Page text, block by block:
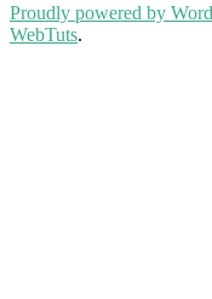
Proudly powered by
WebTuts.